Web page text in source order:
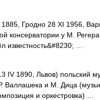
Гродно 28 XI 1956,
консерватории у М.
известность&#8230; …
Львов) польский
Валлашека и М. Дица
и оркестровка) …